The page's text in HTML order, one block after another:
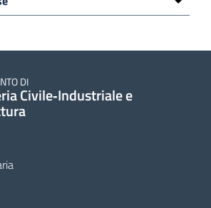
DI
Civile‑Industriale e